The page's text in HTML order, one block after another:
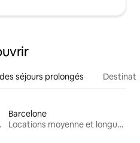
séjours prolongés
Barcelone
Locations moyenne et longue durée